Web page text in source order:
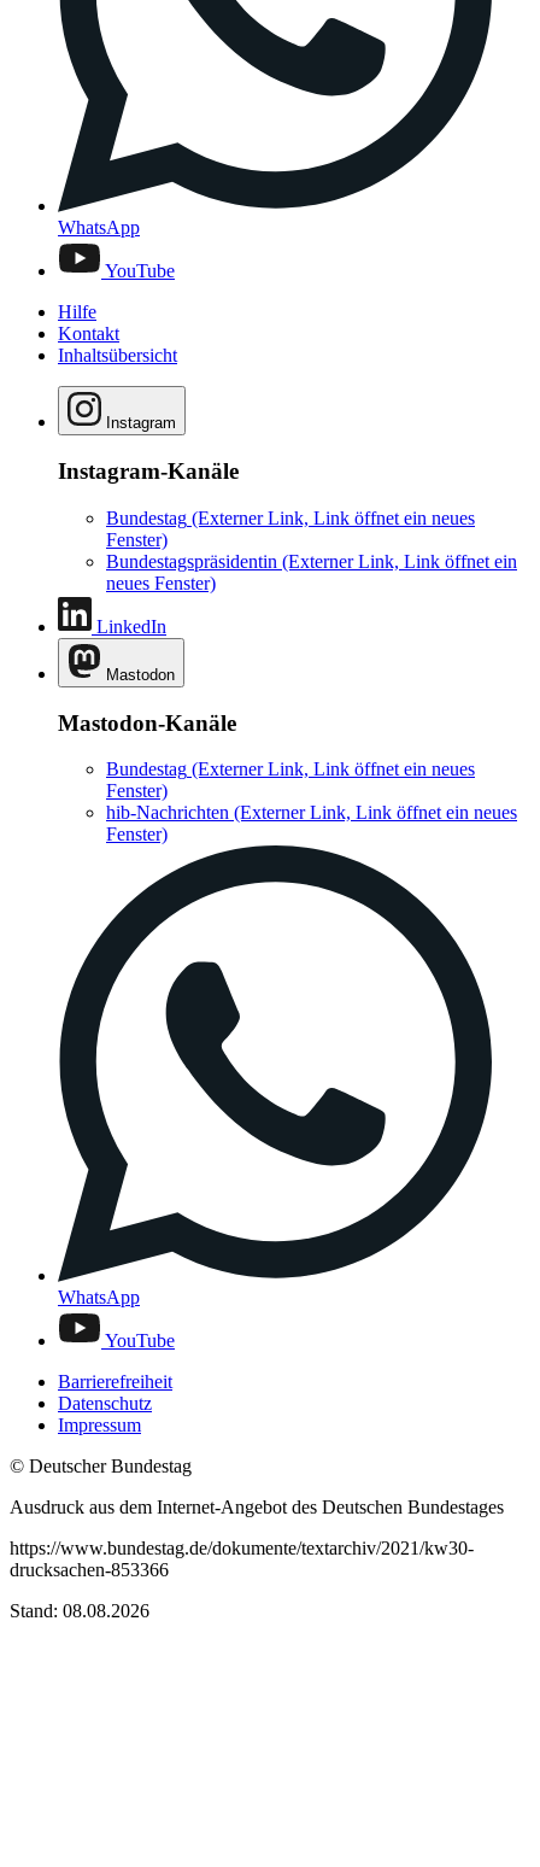
WhatsApp
YouTube
Hilfe
Kontakt
Inhaltsübersicht
Instagram
Instagram-Kanäle
Bundestag (Externer Link, Link öffnet ein neues
Fenster)
Bundestagspräsidentin (Externer Link, Link öffnet ein
neues Fenster)
LinkedIn
Mastodon
Mastodon-Kanäle
Bundestag (Externer Link, Link öffnet ein neues
Fenster)
hib-Nachrichten (Externer Link, Link öffnet ein neues
Fenster)
WhatsApp
YouTube
Barrierefreiheit
Datenschutz
Impressum
© Deutscher Bundestag
Ausdruck aus dem Internet-Angebot des Deutschen Bundestages
https://www.bundestag.de/dokumente/textarchiv/2021/kw30-
drucksachen-853366
Stand: 08.08.2026